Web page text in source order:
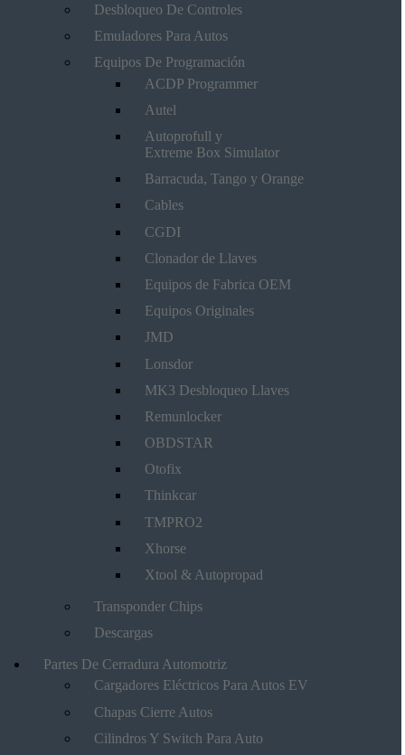
Desbloqueo De Controles
Emuladores Para Autos
Equipos De Programación
ACDP Programmer
Autel
Autoprofull y
Extreme Box Simulator
Barracuda, Tango y Orange
Cables
CGDI
Clonador de Llaves
Equipos de Fabrica OEM
Equipos Originales
JMD
Lonsdor
MK3 Desbloqueo Llaves
Remunlocker
OBDSTAR
Otofix
Thinkcar
TMPRO2
Xhorse
Xtool & Autopropad
Transponder Chips
Descargas
Partes De Cerradura Automotriz
Cargadores Eléctricos Para Autos EV
Chapas Cierre Autos
Cilindros Y Switch Para Auto